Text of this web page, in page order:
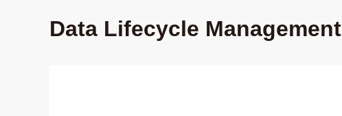
Data Lifecycle Management